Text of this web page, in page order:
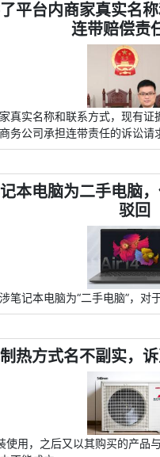
平台内商家真实名
连带赔偿责
真实名称和联系方式，现有
务公司承担连带责任的诉讼请
本电脑为二手电脑
驳回
笔记本电脑为“二手电脑”，对
热方式名不副实，
使用，之后又以其购买的产